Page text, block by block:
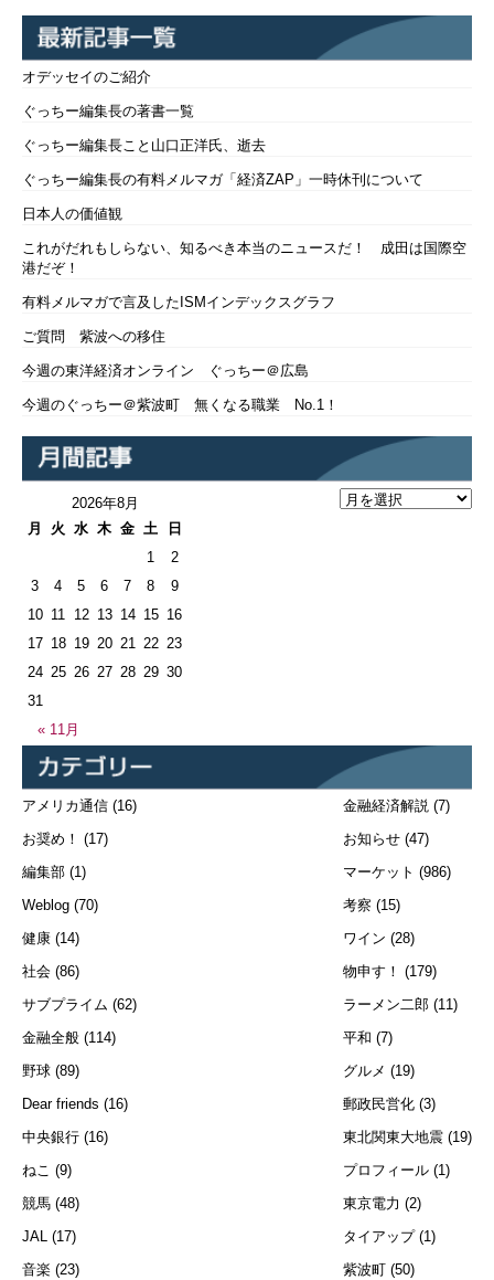
オデッセイのご紹介
ぐっちー編集長の著書一覧
ぐっちー編集長こと山口正洋氏、逝去
ぐっちー編集長の有料メルマガ「経済ZAP」一時休刊について
日本人の価値観
これがだれもしらない、知るべき本当のニュースだ！ 成田は国際空
港だぞ！
有料メルマガで言及したISMインデックスグラフ
ご質問 紫波への移住
今週の東洋経済オンライン ぐっちー＠広島
今週のぐっちー＠紫波町 無くなる職業 No.1！
2026年8月
月
火 水 木 金 土 日
« 11月
1
2
3
4 5 6 7 8
9
10 11 12 13 14 15 16
17 18 19 20 21 22 23
24 25 26 27 28 29 30
31
アメリカ通信 (16)
お奨め！ (17)
編集部 (1)
Weblog (70)
健康 (14)
社会 (86)
サブプライム (62)
金融全般 (114)
野球 (89)
Dear friends (16)
中央銀行 (16)
ねこ (9)
競馬 (48)
JAL (17)
音楽 (23)
金融経済解説 (7)
お知らせ (47)
マーケット (986)
考察 (15)
ワイン (28)
物申す！ (179)
ラーメン二郎 (11)
平和 (7)
グルメ (19)
郵政民営化 (3)
東北関東大地震 (19)
プロフィール (1)
東京電力 (2)
タイアップ(1)
紫波町 (50)